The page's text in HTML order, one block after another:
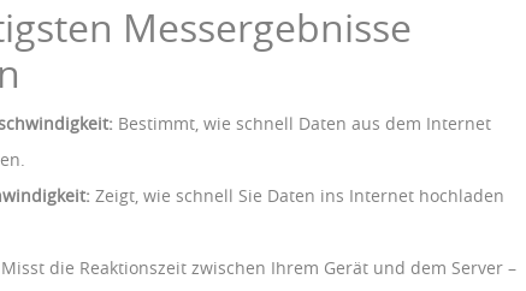
Messergebnisse
Bestimmt, wie schnell Daten aus dem Internet
Zeigt, wie schnell Sie Daten ins Internet hochladen
Misst die Reaktionszeit zwischen Ihrem Gerät und dem Server –